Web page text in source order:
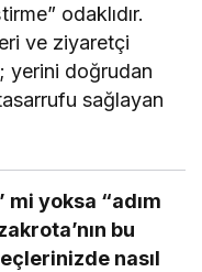
odaklıdır.
ve ziyaretçi
yerini doğrudan
sağlayan
mi yoksa “adım
bu
nasıl